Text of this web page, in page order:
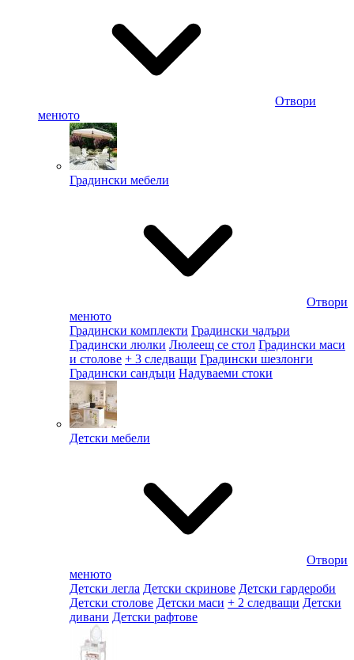
Отвори
менюто
Градински мебели
Отвори
менюто
Градински комплекти Градински чадъри
Градински люлки Люлеещ се стол Градински маси
и столове + 3 следващи Градински шезлонги
Градински сандъци Надуваеми стоки
Детски мебели
Отвори
менюто
Детски легла Детски скринове Детски гардероби
Детски столове Детски маси + 2 следващи Детски
дивани Детски рафтове